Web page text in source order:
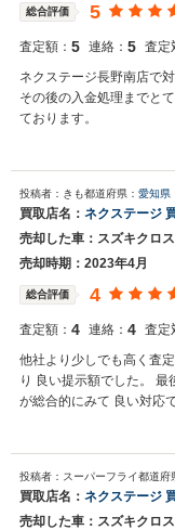
総合評価 5
査定額： 5 連絡： 5 査定
ネクステージ長野南店で
その後の入金処理までと
ております。
買取店からの返信
お世話になっておりま
度はネクステージをご
た。 今後もご満足いただけるよう精進してまいります。 スタッフ一
同、またのご利用お待
投稿者：きも都道府県： 愛知県
買取店名： ネクステージ
売却した車：スズキクロ
売却時期：2023年4月
総合評価 4
査定額： 4 連絡： 4 査定
他社より少しでも高く査
り 良い提示額でした。
が総合的にみて 良い対応
買取店からの返信
お世話になっておりま
度はネクステージをご
た。 今後もご満足いただけるよう精進してまいります。 スタッフ一
投稿者：スーパーフライ都道府
買取店名： ネクステージ
売却した車：スズキクロ